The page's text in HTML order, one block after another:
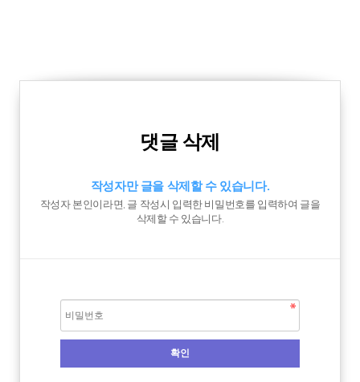
댓글 삭제
작성자만 글을 삭제할 수 있습니다.
작성자 본인이라면, 글 작성시 입력한 비밀번호를 입력하여 글을
삭제할 수 있습니다.